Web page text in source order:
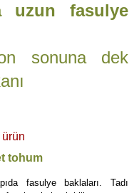
uzun fasulye
sonuna dek
tohum
fasulye baklaları. Tadı